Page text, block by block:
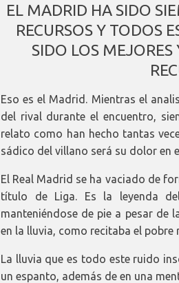
EL MADRID HA SIDO
RECURSOS Y TODOS
SIDO LOS
Eso es el Madrid. Mientras el
del rival durante el encuentro,
relato como han hecho tantas
sádico del villano será su dolor en
El Real Madrid se ha vaciado de
título de Liga. Es la leyenda
manteniéndose de pie a pesar de
en la lluvia, como recitaba el pobre
La lluvia que es todo este ruido
un espanto, además de en una